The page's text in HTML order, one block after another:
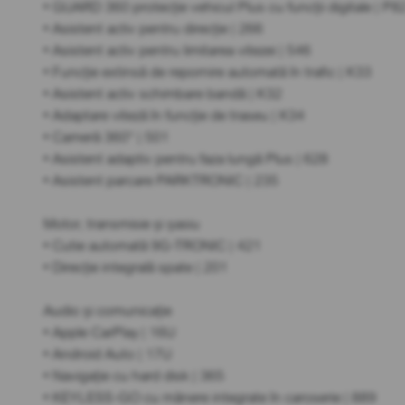
• GUARD 360 protecție vehicul Plus cu funcții digitale |
• Asistent activ pentru direcție | 266
• Asistent activ pentru limitarea vitezei | 546
• Funcție extinsă de repornire automată în trafic | K33
• Asistent activ schimbare bandă | K32
• Adaptare viteză în funcție de traseu | K34
• Cameră 360° | 501
• Asistent adaptiv pentru faza lungă Plus | 628
• Asistent parcare PARKTRONIC | 235
Motor, transmisie și șasiu
• Cutie automată 9G-TRONIC | 421
• Direcție integrală spate | 201
Audio și comunicație
• Apple CarPlay | 16U
• Android Auto | 17U
• Navigație cu hard disk | 365
• KEYLESS-GO cu mânere integrate în caroserie | 889